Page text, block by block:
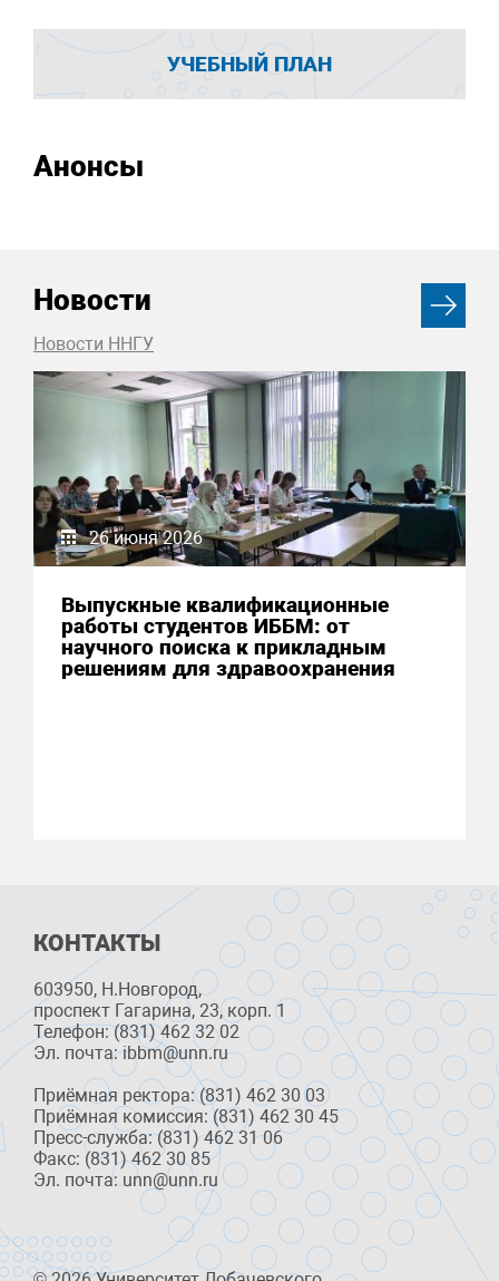
УЧЕБНЫЙ ПЛАН
Анонсы
Новости
Новости ННГУ
26 июня 2026
Выпускные квалификационные
работы студентов ИББМ: от
научного поиска к прикладным
решениям для здравоохранения
КОНТАКТЫ
603950, Н.Новгород,
проспект Гагарина, 23, корп. 1
Телефон: (831) 462 32 02
Эл. почта: ibbm@unn.ru
Приёмная ректора: (831) 462 30 03
Приёмная комиссия: (831) 462 30 45
Пресс-служба: (831) 462 31 06
Факс: (831) 462 30 85
Эл. почта: unn@unn.ru